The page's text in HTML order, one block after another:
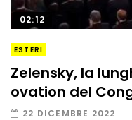
02:12
ESTERI
Zelensky, la
ovation del
22 DICEMBRE 2022